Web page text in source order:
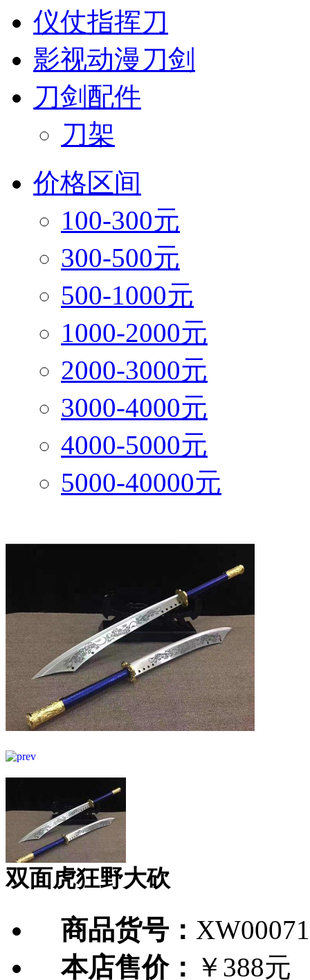
仪仗指挥刀
影视动漫刀剑
刀剑配件
刀架
价格区间
100-300元
300-500元
500-1000元
1000-2000元
2000-3000元
3000-4000元
4000-5000元
5000-40000元
双面虎狂野大砍
商品货号：
本店售价： ￥388元